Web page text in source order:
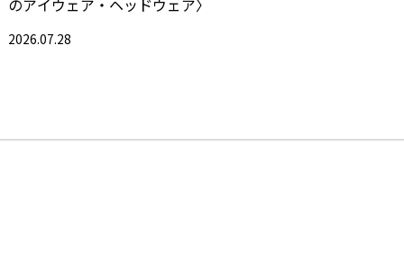
のアイウェア・ヘッドウェア〉
2026.07.28